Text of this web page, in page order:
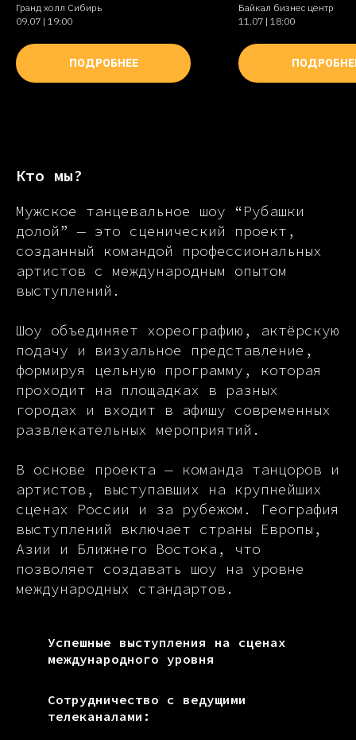
Гранд холл Сибирь
09.07 | 19:00
ПОДРОБНЕЕ
Байкал бизнес центр
11.07 | 18:00
Кто мы?
Мужское танцевальное шоу “Рубашки
долой” — это сценический проект,
созданный командой профессиональных
артистов с международным опытом
выступлений.
Шоу объединяет хореографию, актёрскую
подачу и визуальное представление,
формируя цельную программу, которая
проходит на площадках в разных
городах и входит в афишу современных
развлекательных мероприятий.
В основе проекта — команда танцоров и
артистов, выступавших на крупнейших
сценах России и за рубежом. География
выступлений включает страны Европы,
Азии и Ближнего Востока, что
позволяет создавать шоу на уровне
международных стандартов.
Успешные выступления на сценах
международного уровня
Сотрудничество с ведущими
телеканалами: